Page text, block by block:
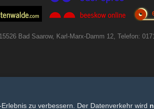
zu verbessern. Der Datenverkehr wird
Bad Saarow, Karl-Marx-Damm 12, Telefon: